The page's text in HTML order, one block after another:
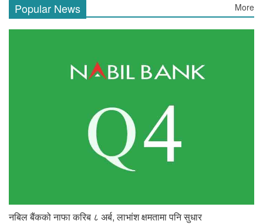
Popular News More
नबिल बैंकको नाफा करिब ८ अर्ब, लाभांश क्षमतामा पनि सुधार